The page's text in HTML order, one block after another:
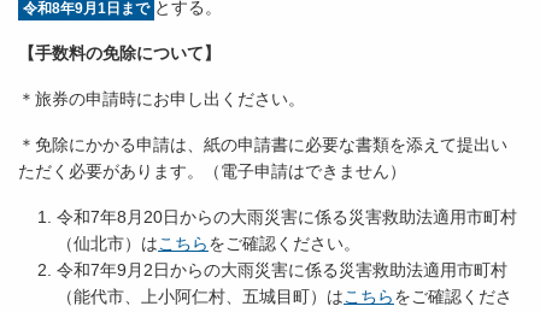
令和8年9月1日まで とする。
【手数料の免除について】
＊旅券の申請時にお申し出ください。
＊免除にかかる申請は、紙の申請書に必要な書類を添えて提出い
ただく必要があります。（電子申請はできません）
令和7年8月20日からの大雨災害に係る災害救助法適用市町村
（仙北市）はこちらをご確認ください。
令和7年9月2日からの大雨災害に係る災害救助法適用市町村
（能代市、上小阿仁村、五城目町）はこちらをご確認くださ